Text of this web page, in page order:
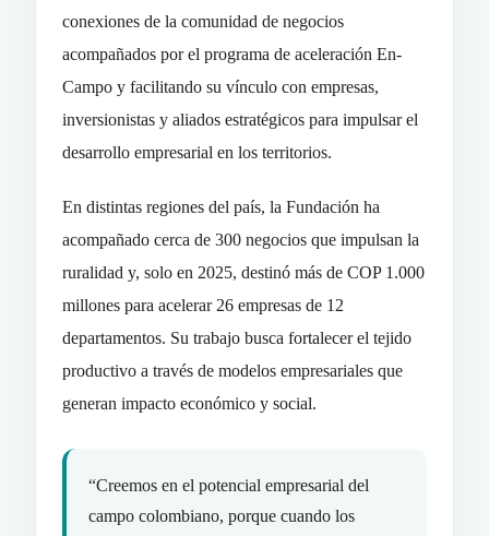
conexiones de la comunidad de negocios
acompañados por el programa de aceleración En-
Campo y facilitando su vínculo con empresas,
inversionistas y aliados estratégicos para impulsar el
desarrollo empresarial en los territorios.
En distintas regiones del país, la Fundación ha
acompañado cerca de 300 negocios que impulsan la
ruralidad y, solo en 2025, destinó más de COP 1.000
millones para acelerar 26 empresas de 12
departamentos. Su trabajo busca fortalecer el tejido
productivo a través de modelos empresariales que
generan impacto económico y social.
“Creemos en el potencial empresarial del
campo colombiano, porque cuando los